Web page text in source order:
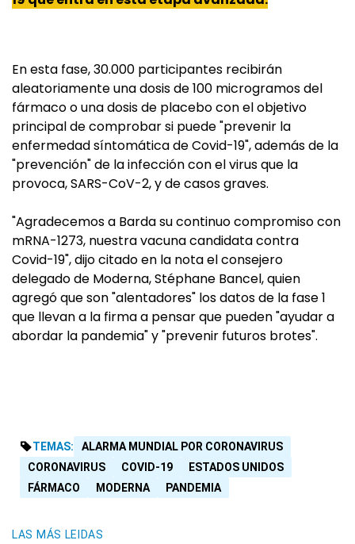
En esta fase, 30.000 participantes recibirán
aleatoriamente una dosis de 100 microgramos del
fármaco o una dosis de placebo con el objetivo
principal de comprobar si puede "prevenir la
enfermedad síntomática de Covid-19", además de la
"prevención" de la infección con el virus que la
provoca, SARS-CoV-2, y de casos graves.
"Agradecemos a Barda su continuo compromiso con
mRNA-1273, nuestra vacuna candidata contra
Covid-19", dijo citado en la nota el consejero
delegado de Moderna, Stéphane Bancel, quien
agregó que son "alentadores" los datos de la fase 1
que llevan a la firma a pensar que pueden "ayudar a
abordar la pandemia" y "prevenir futuros brotes".
TEMAS:
ALARMA MUNDIAL POR CORONAVIRUS
CORONAVIRUS
COVID-19
ESTADOS UNIDOS
FÁRMACO
MODERNA PANDEMIA
LAS MÁS LEIDAS